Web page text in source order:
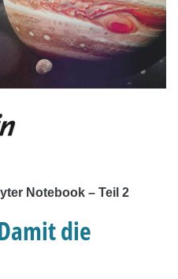
Notebook – Teil 2
die